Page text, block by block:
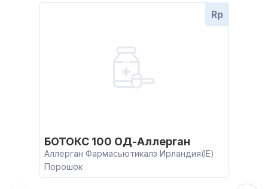
Rp
БОТОКС 100 ОД-Аллерган
Аллерган Фармасьютикалз Ирландия(IE)
Порошок